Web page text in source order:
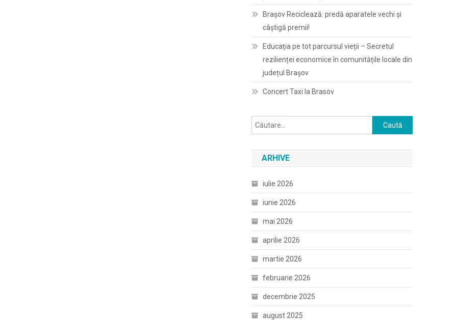
Brașov Reciclează: predă aparatele vechi și
câștigă premii!
Educația pe tot parcursul vieții – Secretul
rezilienței economice în comunitățile locale din
județul Brașov
Concert Taxi la Brasov
Caută
după:
ARHIVE
iulie 2026
iunie 2026
mai 2026
aprilie 2026
martie 2026
februarie 2026
decembrie 2025
august 2025